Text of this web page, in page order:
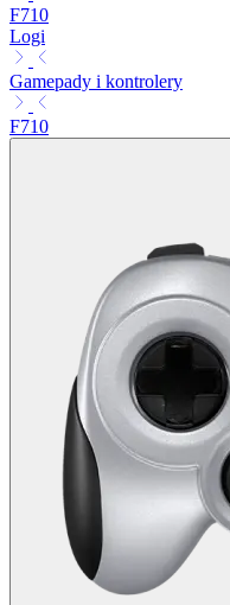
F710
Logi
Gamepady i kontrolery
F710